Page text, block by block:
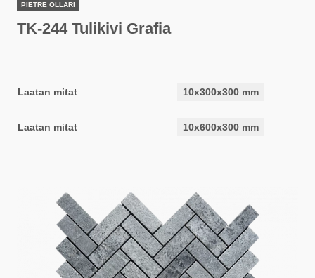
PIETRE OLLARI
TK-244 Tulikivi Grafia
Laatan mitat 10x300x300 mm
Laatan mitat 10x600x300 mm